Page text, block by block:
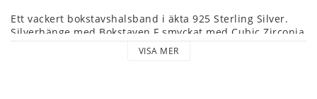
Ett vackert bokstavshalsband i äkta 925 Sterling Silver.
Silverhänge med Bokstaven F smyckat med Cubic Zirconia
stenar.
VISA MER